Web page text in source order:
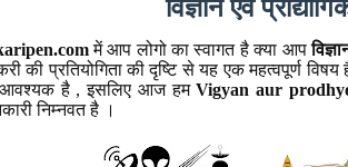
विज्ञानं एवं
में आप लोगो का स्वागत है क्या आप
की प्रतियोगिता की दृष्टि से यह एक महत्वपूर्ण विषय
आवश्यक है , इसलिए आज हमVigyan aur
निम्नवत है ।